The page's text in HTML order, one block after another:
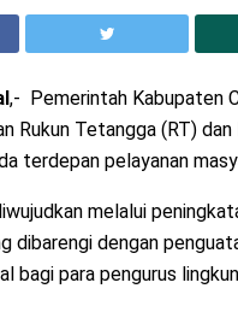
,- Pemerintah Kabupaten
Rukun Tetangga (RT) dan
terdepan pelayanan
melalui
dibarengi dengan
bagi para pengurus